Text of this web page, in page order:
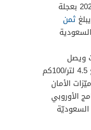
حيث يمكنه توليد قوّة تصل إلى 130 حصاناً، وتم تزويد هذه GS سبورت 2020 بعجلة
ثمن
السعودية
ويصل
مصروفها من البنزين إلى 7.0 لتر/100كم على الطرق الداخليّة في حين يبلغ 4.5 لتر/100كم
الأمان
الأوروبي
ويبلغ سعر الطرز القياسيّة من بيكانتو 2020 في السعوديّة